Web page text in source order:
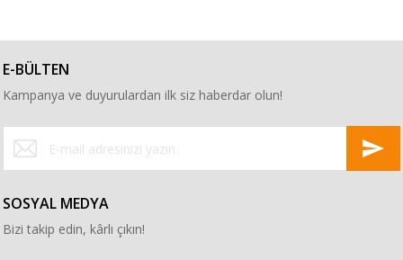
E-BÜLTEN
Kampanya ve duyurulardan ilk siz haberdar olun!
SOSYAL MEDYA
Bizi takip edin, kârlı çıkın!